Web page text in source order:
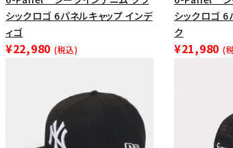
ボックスロゴ
ブラックスウェッ
在庫のない商品を表示する
シックロゴ 6パネルキャップ インデ
ィゴ
¥22,980 (税込)
シックロゴ 6
ク
¥21,980 (